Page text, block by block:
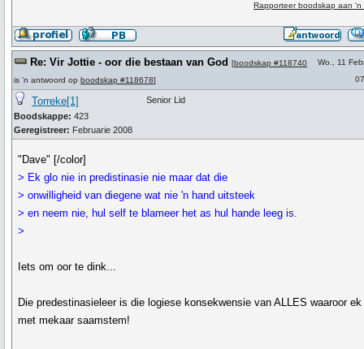
Rapporteer boodskap aan 'n
Re: Vir Jottie - oor die bestaan van God [boodskap #118740
is 'n antwoord op boodskap #118678]
Wo., 11
Torreke[1]
Boodskappe: 423
Geregistreer: Februarie 2008
Senior Lid
"Dave" [/color]
> Ek glo nie in predistinasie nie maar dat die
> onwilligheid van diegene wat nie 'n hand uitsteek
> en neem nie, hul self te blameer het as hul hande leeg is.
>
Iets om oor te dink...
Die predestinasieleer is die logiese konsekwensie van ALLES waaroor
met mekaar saamstem!